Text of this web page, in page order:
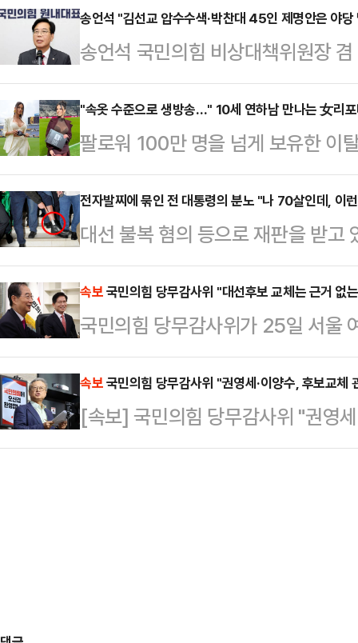
송언석 "김선교 압수수색·박찬대 45인 제명안은 야
송언석 국민의힘 비상대책위원장
인 민중기 특별검사팀이 김선교 의
"이재명 정권이 특검과 더불어민주
를 완료하겠다는 선언"이라고 비판
현안 관련 긴급 회견을 열어 "야당
수색을 강력하게 규탄한다"고 목소
의 압수수색이 들이닥치고 있다"며
하겠다고 하는데 벌써 야당 의원에…
"속옷 수준으로 생방송…" 10세 연하남 만나는 女리
팔로워 100만 명을 넘게 보유한 이
나의 과한 노출 의상이 화제의 중
에 따르면 엘레오노라 인카르도나
스타디움에서 열린 PSG와 바이에
착용했다.공개된 사진에 따르면 인
트와 브라톱 차림(사진 왼쪽)으로
셜미디어(SNS)에 공유돼 화제를
태의 상의 차림은 과하…
전자발찌에 묶인 전 대통령의 분노 "나 70살인데, 이
대선 불복 혐의 등으로 재판을 받고
령의 발목에 위치추적 전자장치(전
외신에 따르면 보우소나루 전 대통
(연방 상·하원) 건물 계단에서 왼쪽
취재진에게 내보이며 발끈했다.그
하지도, 공금을 횡령하지도, 살인을
장했다. 이어 "무고한 사람에게 전
며 "전직 대통령에게 …
속보국민의힘 당무감사위 "대선후보 교체는 근거 없
국민의힘 당무감사위가 25일 서울
무감사 브리핑을 열고 후보 교체
근거는 없다"며 "불법한 행위였다"
속보국민의힘 당무감사위 "권영세·이양수, 후보교
[속보] 국민의힘 당무감사위 "권영
징계 윤리위에 청구"